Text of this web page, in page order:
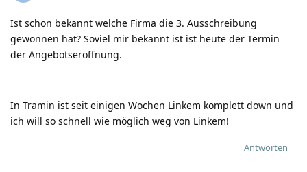
Ist schon bekannt welche Firma die 3. Ausschreibung
gewonnen hat? Soviel mir bekannt ist ist heute der Termin
der Angebotseröffnung.
In Tramin ist seit einigen Wochen Linkem komplett down und
ich will so schnell wie möglich weg von Linkem!
Antworten